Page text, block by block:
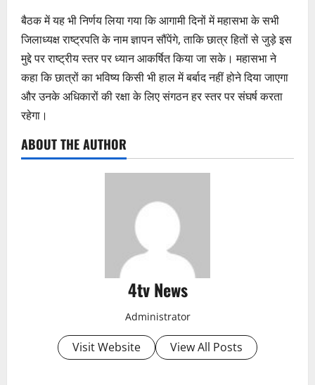
बैठक में यह भी निर्णय लिया गया कि आगामी दिनों में महासभा के सभी
जिलाध्यक्ष राष्ट्रपति के नाम ज्ञापन सौंपेंगे, ताकि छात्र हितों से जुड़े इस
मुद्दे पर राष्ट्रीय स्तर पर ध्यान आकर्षित किया जा सके। महासभा ने
कहा कि छात्रों का भविष्य किसी भी हाल में बर्बाद नहीं होने दिया जाएगा
और उनके अधिकारों की रक्षा के लिए संगठन हर स्तर पर संघर्ष करता
रहेगा।
ABOUT THE AUTHOR
4tv News
Administrator
Visit Website View All Posts